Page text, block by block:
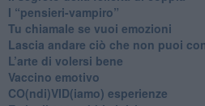
​I “pensieri-vampiro”
​Tu chiamale se vuoi emozioni
​Lascia andare ciò che non puoi
L’arte di volersi bene
​Vaccino emotivo
CO(ndi)VID(iamo) esperienze